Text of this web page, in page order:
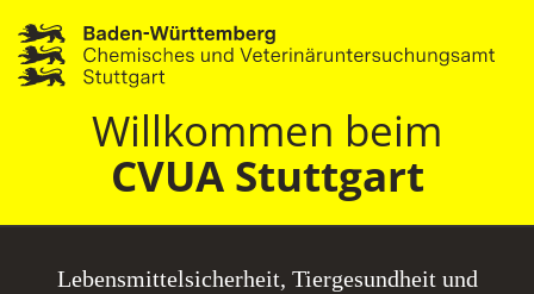
Willkommen beim
CVUA Stuttgart
Lebensmittel­sicherheit, Tiergesundheit und